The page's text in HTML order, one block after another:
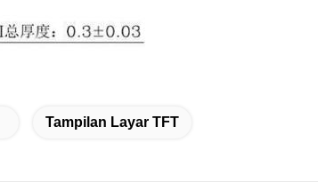
Tampilan Layar TFT